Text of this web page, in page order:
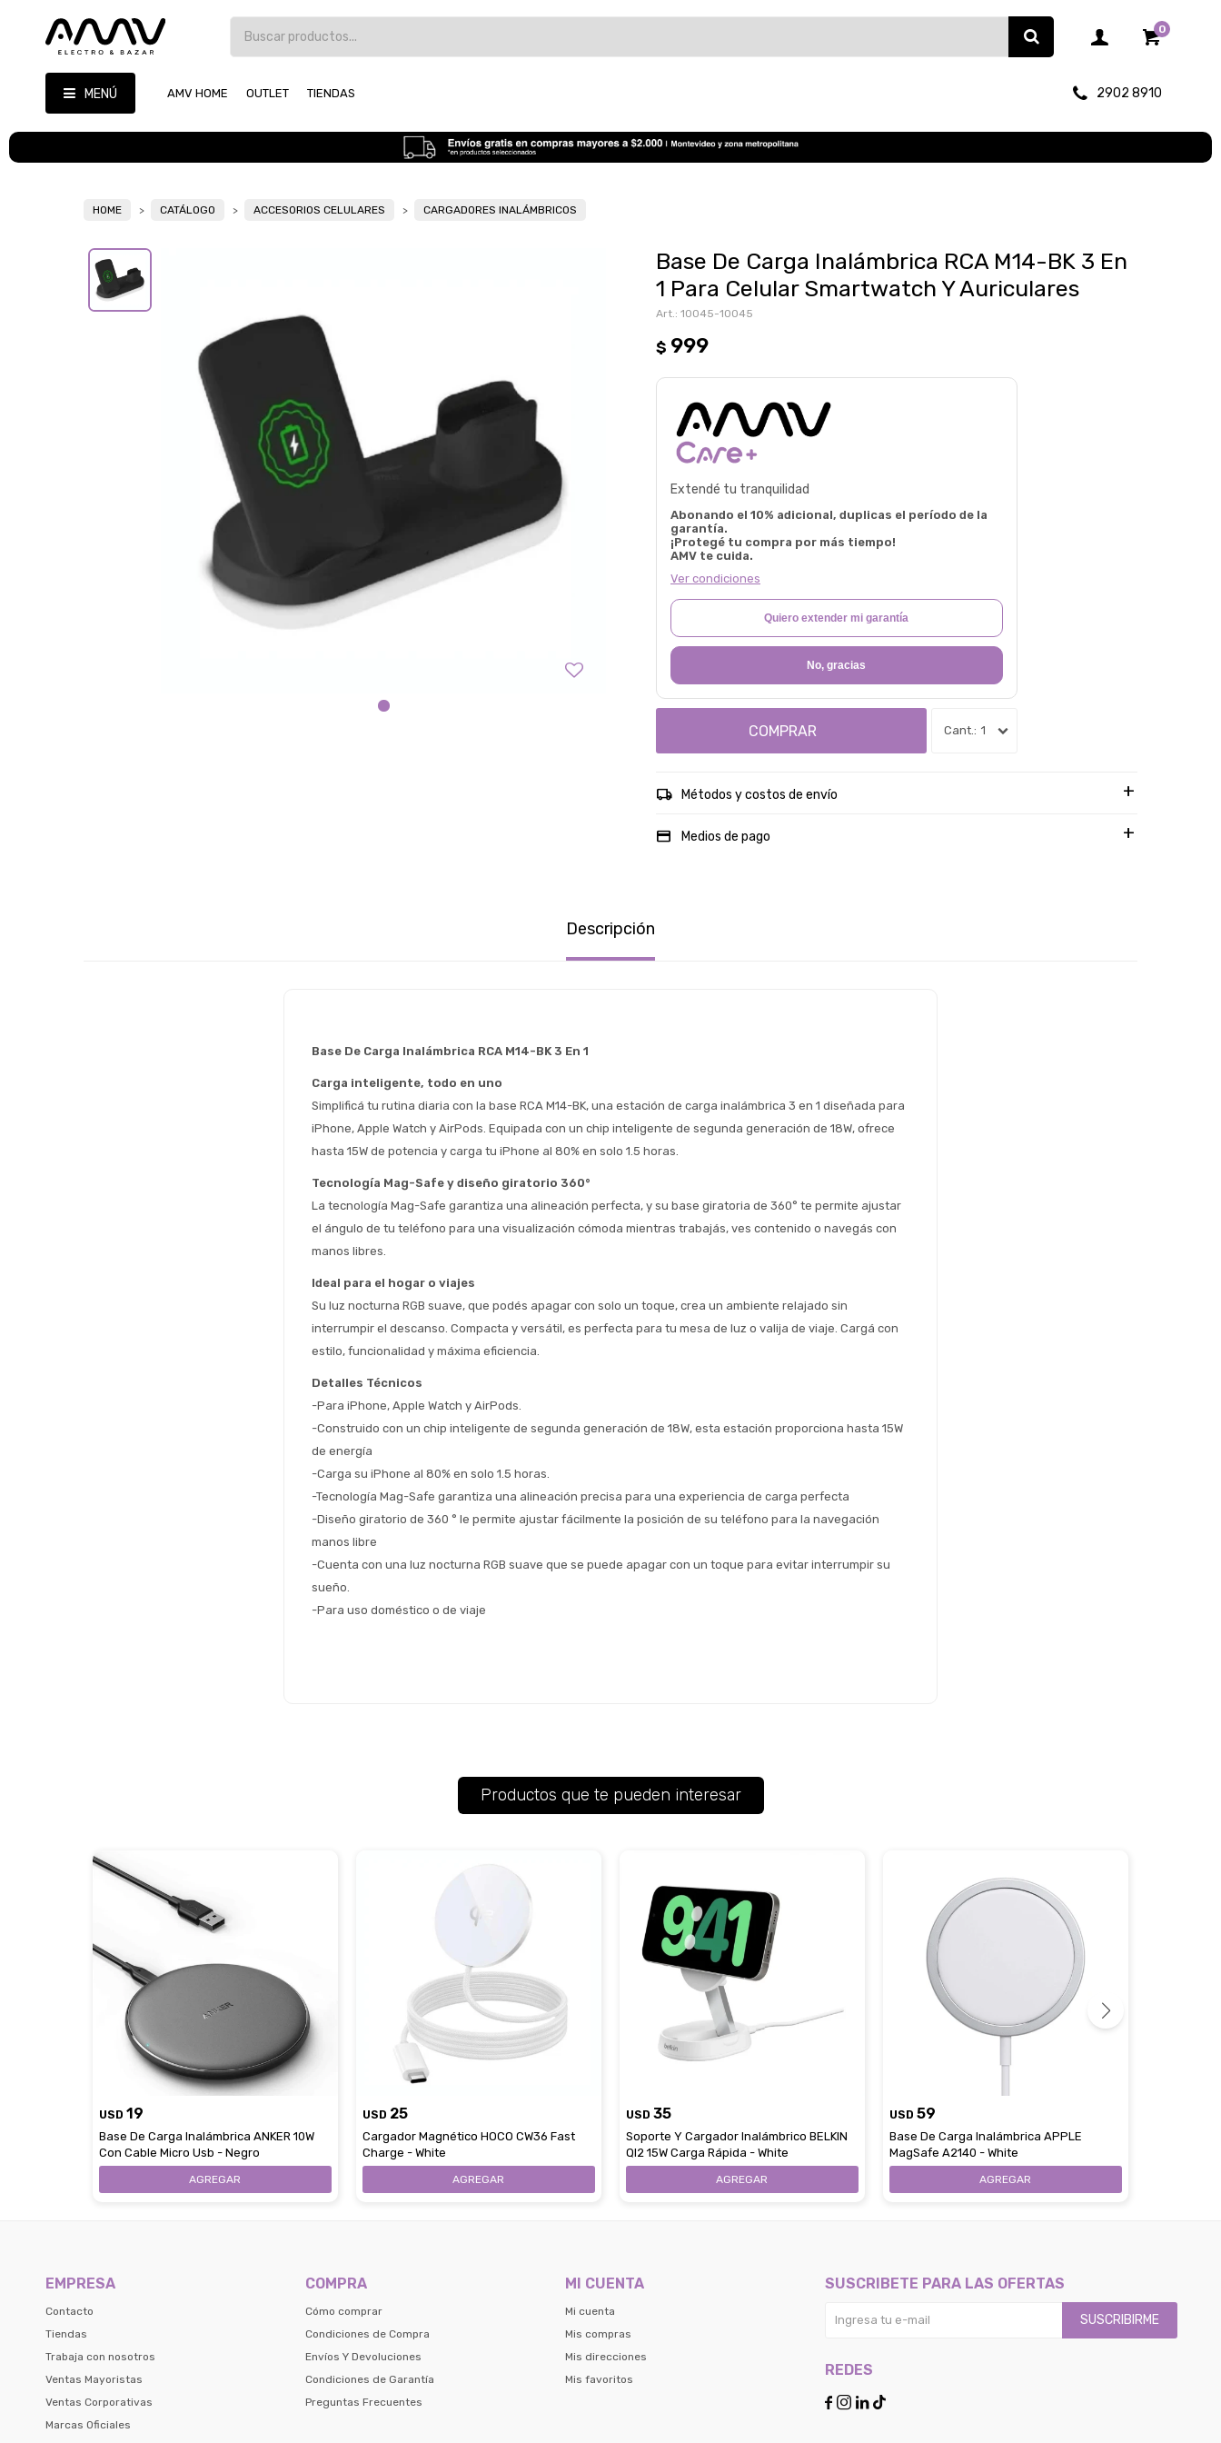
MENÚ AMV HOME OUTLET TIENDAS 2902 8910
0
HOME CATÁLOGO ACCESORIOS CELULARES CARGADORES INALÁMBRICOS
Base De Carga Inalámbrica RCA M14-BK 3 En
1 Para Celular Smartwatch Y Auriculares
10045-10045
$ 999
Extendé tu tranquilidad
Abonando el 10% adicional, duplicas el período de la
garantía.
¡Protegé tu compra por más tiempo!
AMV te cuida.
Ver condiciones
Quiero extender mi garantía
No, gracias
1
COMPRAR
Métodos y costos de envío
Medios de pago
Descripción
Base De Carga Inalámbrica RCA M14-BK 3 En 1
Carga inteligente, todo en uno
Simplificá tu rutina diaria con la base RCA M14-BK, una estación de carga inalámbrica 3 en 1 diseñada para
iPhone, Apple Watch y AirPods. Equipada con un chip inteligente de segunda generación de 18W, ofrece
hasta 15W de potencia y carga tu iPhone al 80% en solo 1.5 horas.
Tecnología Mag-Safe y diseño giratorio 360°
La tecnología Mag-Safe garantiza una alineación perfecta, y su base giratoria de 360° te permite ajustar
el ángulo de tu teléfono para una visualización cómoda mientras trabajás, ves contenido o navegás con
manos libres.
Ideal para el hogar o viajes
Su luz nocturna RGB suave, que podés apagar con solo un toque, crea un ambiente relajado sin
interrumpir el descanso. Compacta y versátil, es perfecta para tu mesa de luz o valija de viaje. Cargá con
estilo, funcionalidad y máxima eficiencia.
Detalles Técnicos
-Para iPhone, Apple Watch y AirPods.
-Construido con un chip inteligente de segunda generación de 18W, esta estación proporciona hasta 15W
de energía
-Carga su iPhone al 80% en solo 1.5 horas.
-Tecnología Mag-Safe garantiza una alineación precisa para una experiencia de carga perfecta
-Diseño giratorio de 360 ° le permite ajustar fácilmente la posición de su teléfono para la navegación
manos libre
-Cuenta con una luz nocturna RGB suave que se puede apagar con un toque para evitar interrumpir su
sueño.
-Para uso doméstico o de viaje
Productos que te pueden interesar
USD 19
Base De Carga Inalámbrica ANKER 10W
Con Cable Micro Usb - Negro
USD 25
Cargador Magnético HOCO CW36 Fast
Charge - White
USD 35
Soporte Y Cargador Inalámbrico BELKIN
QI2 15W Carga Rápida - White
USD 59
Base De Carga Inalámbrica APPLE
MagSafe A2140 - White
EMPRESA
Contacto
Tiendas
Trabaja con nosotros
Ventas Mayoristas
Ventas Corporativas
Marcas Oficiales
COMPRA
Cómo comprar
Condiciones de Compra
Envíos Y Devoluciones
Condiciones de Garantía
Preguntas Frecuentes
MI CUENTA
Mi cuenta
Mis compras
Mis direcciones
Mis favoritos
SUSCRIBETE PARA LAS OFERTAS
SUSCRIBIRME
REDES
   
Comprá ahora y Pagá
tarjeta de crédito
* sujeto aprobación crediticia
Celular
Fecha de nacimiento
Continuar
Estás calificado para comprar usando Pago
que prefieras!
Elegí tus productos preferidos
de pago
Parece que no tenes oferta, lamentamos
el inconveniente, por cualquier duda
¡Algo salió mal!
Por favor intenta nuevamente mas tarde.